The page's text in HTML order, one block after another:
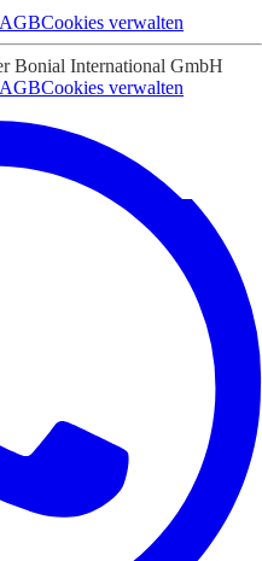
AGBCookies verwalten
Bonial International GmbH
AGBCookies verwalten